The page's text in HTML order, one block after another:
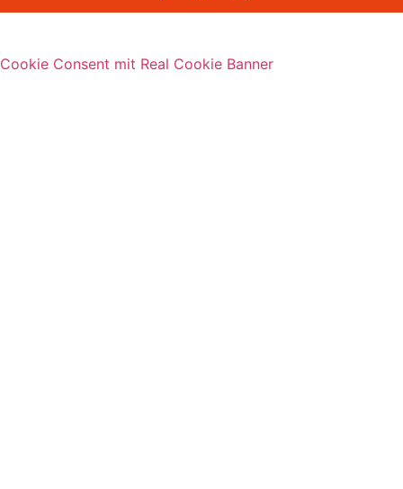
Cookie Consent mit Real Cookie Banner